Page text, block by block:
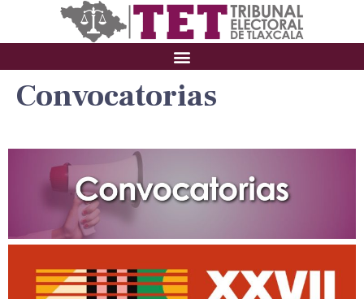
Convocatorias